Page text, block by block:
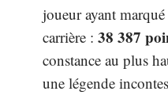
joueur ayant
carrière : 38 387
constance au plus
une légende